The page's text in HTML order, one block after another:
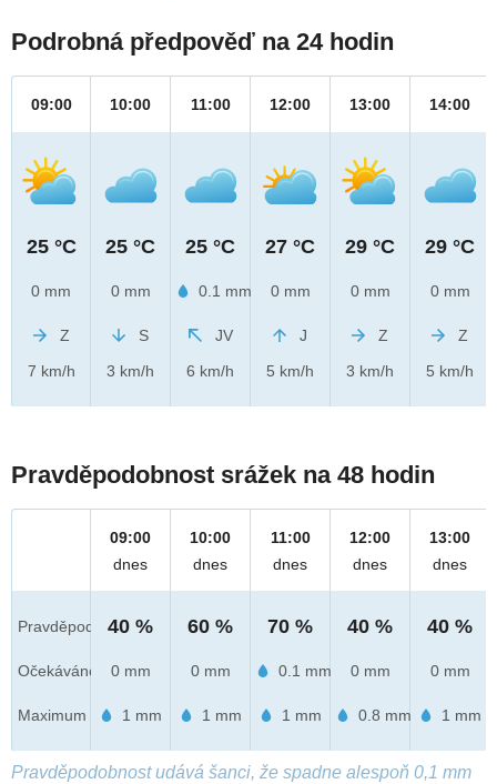
Podrobná předpověď na 24 hodin
09:00
25 °C
0 mm
Z
7 km/h
10:00
25 °C
0 mm
S
3 km/h
11:00
25 °C
0.1 mm
JV
6 km/h
12:00
27 °C
0 mm
J
5 km/h
13:00
29 °C
0 mm
Z
3 km/h
14:00
29 °C
0 mm
Z
5 km/h
Pravděpodobnost srážek na 48 hodin
Pravděpod.
Očekáváno
Maximum
09:00
dnes
40 %
0 mm
1 mm
10:00
dnes
60 %
0 mm
1 mm
11:00
dnes
70 %
0.1 mm
1 mm
12:00
dnes
40 %
0 mm
0.8 mm
13:00
dnes
40 %
0 mm
1 mm
Pravděpodobnost udává šanci, že spadne alespoň 0,1 mm